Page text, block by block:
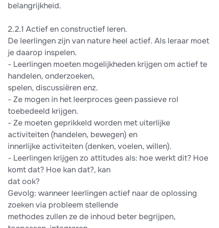
belangrijkheid.
2.2.1 Actief en constructief leren.
De leerlingen zijn van nature heel actief. Als leraar moet
je daarop inspelen.
- Leerlingen moeten mogelijkheden krijgen om actief te
handelen, onderzoeken,
spelen, discussiëren enz.
- Ze mogen in het leerproces geen passieve rol
toebedeeld krijgen.
- Ze moeten geprikkeld worden met uiterlijke
activiteiten (handelen, bewegen) en
innerlijke activiteiten (denken, voelen, willen).
- Leerlingen krijgen zo attitudes als: hoe werkt dit? Hoe
komt dat? Hoe kan dat?, kan
dat ook?
Gevolg: wanneer leerlingen actief naar de oplossing
zoeken via probleem stellende
methodes zullen ze de inhoud beter begrijpen,